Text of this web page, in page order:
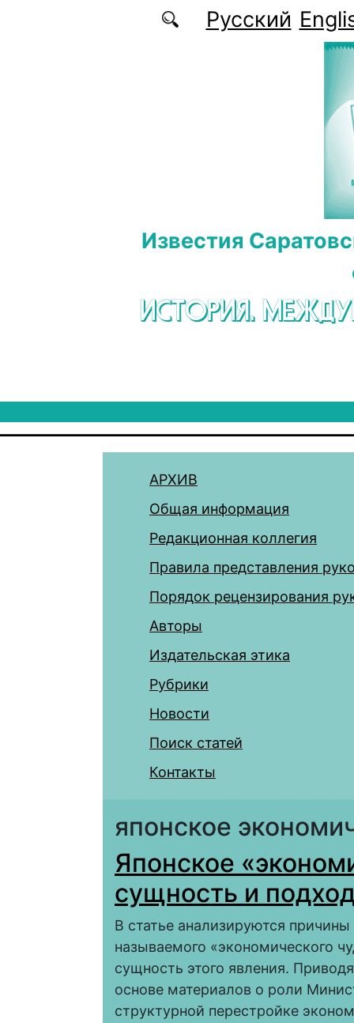
Перейти к основному содержаниюРусский
Известия
ИСТОРИЯ.
АРХИВ
Общая информация
Редакционная коллегия
Правила представления
Порядок рецензирования
Авторы
Издательская этика
Рубрики
Новости
Поиск статей
Контакты
японское
Японское
сущность и
В статье анализируются причины
называемого «экономического
сущность этого явления.
основе материалов о роли
структурной перестройке